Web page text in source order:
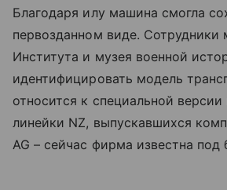
Благодаря илу машина смогла
первозданном виде. Сотрудники
Института и музея военной
идентифицировать модель
относится к специальной
линейки NZ, выпускавшихся
AG – сейчас фирма известна под